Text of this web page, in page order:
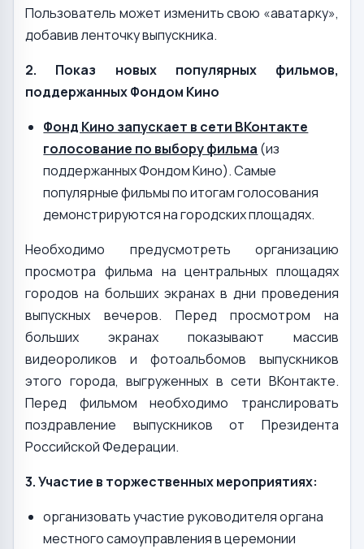
Пользователь может изменить свою «аватарку»,
добавив ленточку выпускника.
2. Показ новых популярных фильмов,
поддержанных Фондом Кино
Фонд Кино запускает в сети ВКонтакте
голосование по выбору фильма (из
поддержанных Фондом Кино). Самые
популярные фильмы по итогам голосования
демонстрируются на городских площадях.
Необходимо предусмотреть организацию
просмотра фильма на центральных площадях
городов на больших экранах в дни проведения
выпускных вечеров. Перед просмотром на
больших экранах показывают массив
видеороликов и фотоальбомов выпускников
этого города, выгруженных в сети ВКонтакте.
Перед фильмом необходимо транслировать
поздравление выпускников от Президента
Российской Федерации.
3. Участие в торжественных мероприятиях:
организовать участие руководителя органа
местного самоуправления в церемонии